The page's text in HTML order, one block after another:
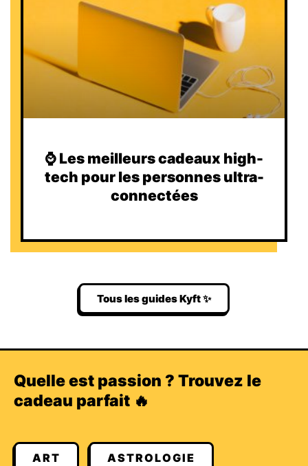
⌚️ Les meilleurs cadeaux high-
tech pour les personnes ultra-
connectées
Tous les guides Kyft ✨
Quelle est passion ? Trouvez le
cadeau parfait 🔥
ART ASTROLOGIE